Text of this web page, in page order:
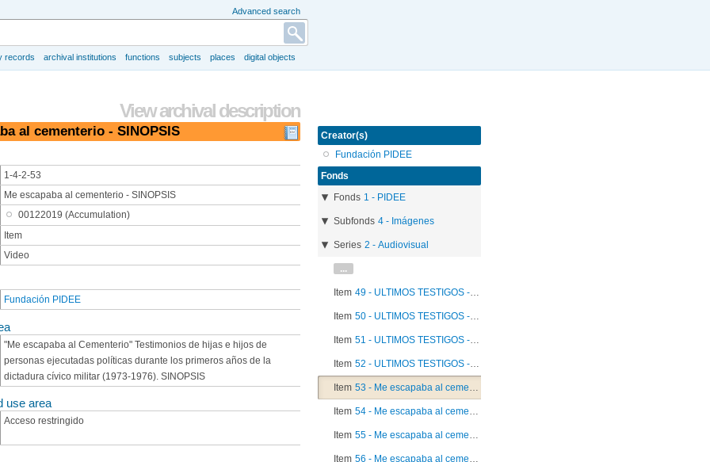
Advanced search
records archival institutions functions subjects places digital objects
View archival description
al cementerio - SINOPSIS
1-4-2-53
Me escapaba al cementerio - SINOPSIS
00122019 (Accumulation)
Item
Video
Fundación PIDEE
"Me escapaba al Cementerio" Testimonios de hijas e hijos de
personas ejecutadas políticas durante los primeros años de la
dictadura cívico militar (1973-1976). SINOPSIS
use area
Acceso restringido
Creator(s)
Fundación PIDEE
Fonds
Fonds 1 - PIDEE
Subfonds 4 - Imágenes
Series 2 - Audiovisual
...
Item 49 - ULTIMOS TESTIGOS - Lorena Hermosilla Rivera
Item 50 - ULTIMOS TESTIGOS - Isabel Plaza Lizama
Item 51 - ULTIMOS TESTIGOS - Claudia Troncoso Sazo
Item 52 - ULTIMOS TESTIGOS - Mariana Dastres Quezada
Item 53 - Me escapaba al cementerio - SINOPSIS
Item 54 - Me escapaba al cementerio - Andrea García Gracia
Item 55 - Me escapaba al cementerio - Andrea Salas
Item 56 - Me escapaba al cementerio - Magdalena González Uribe